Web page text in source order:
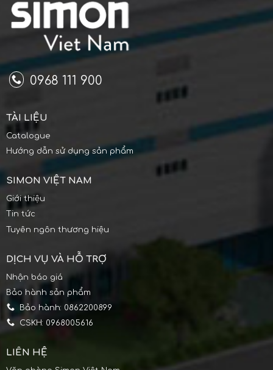
0968 111 900
TÀI LIỆU
Catalogue
Hướng dẫn sử dụng sản phẩm
SIMON VIỆT NAM
Giới thiệu
Tin tức
Tuyên ngôn thương hiệu
DỊCH VỤ VÀ HỖ TRỢ
Nhận báo giá
Bảo hành sản phẩm
Bảo hành: 0862200899
CSKH: 0968005616
LIÊN HỆ